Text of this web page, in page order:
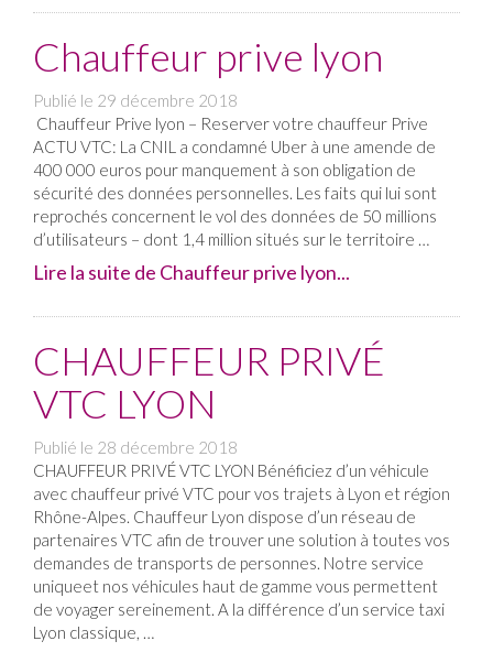
Chauffeur prive lyon
Publié le 29 décembre 2018
Chauffeur Prive lyon – Reserver votre chauffeur Prive
ACTU VTC: La CNIL a condamné Uber à une amende de
400 000 euros pour manquement à son obligation de
sécurité des données personnelles. Les faits qui lui sont
reprochés concernent le vol des données de 50 millions
d’utilisateurs – dont 1,4 million situés sur le territoire …
Lire la suite de Chauffeur prive lyon...
CHAUFFEUR PRIVÉ
VTC LYON
Publié le 28 décembre 2018
CHAUFFEUR PRIVÉ VTC LYON Bénéficiez d’un véhicule
avec chauffeur privé VTC pour vos trajets à Lyon et région
Rhône-Alpes. Chauffeur Lyon dispose d’un réseau de
partenaires VTC afin de trouver une solution à toutes vos
demandes de transports de personnes. Notre service
uniqueet nos véhicules haut de gamme vous permettent
de voyager sereinement. A la différence d’un service taxi
Lyon classique, …